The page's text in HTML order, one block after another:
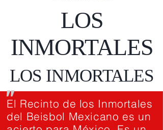
LOS
INMORTALES
LOS INMORTALES
El Recinto de los Inmortales
del Beisbol Mexicano es un
"